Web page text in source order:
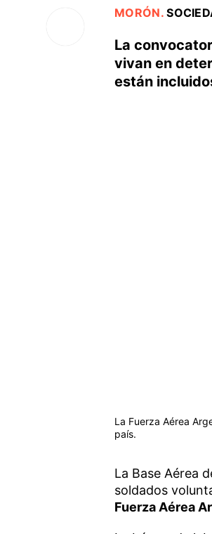
MORÓN.
La
vivan en
están
La Fuerza Aérea
país.
La Base Aérea
soldados
Fuerza Aérea